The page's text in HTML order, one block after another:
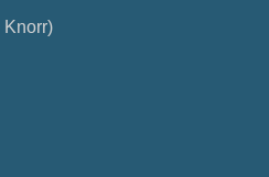
Knorr)